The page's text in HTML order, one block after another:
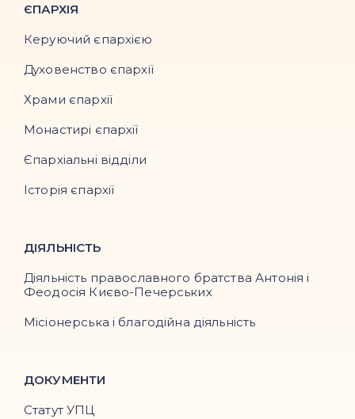
ЄПАРХІЯ
Керуючий єпархією
Духовенство єпархії
Храми єпархії
Монастирі єпархії
Єпархіальні відділи
Історія єпархії
ДІЯЛЬНІСТЬ
Діяльність православного братства Антонія і
Феодосія Києво-Печерських
Місіонерська і благодійна діяльність
ДОКУМЕНТИ
Статут УПЦ